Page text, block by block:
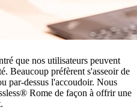
que nos utilisateurs peuvent
Beaucoup préfèrent s'asseoir de
par-dessus l'accoudoir. Nous
Rome de façon à offrir une